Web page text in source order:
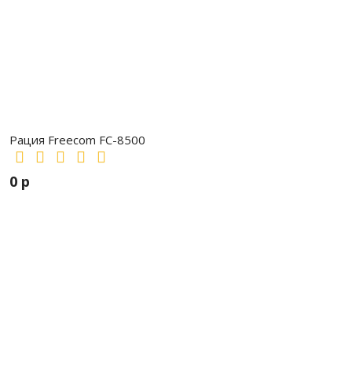
Рация Freecom FC-8500
0 р